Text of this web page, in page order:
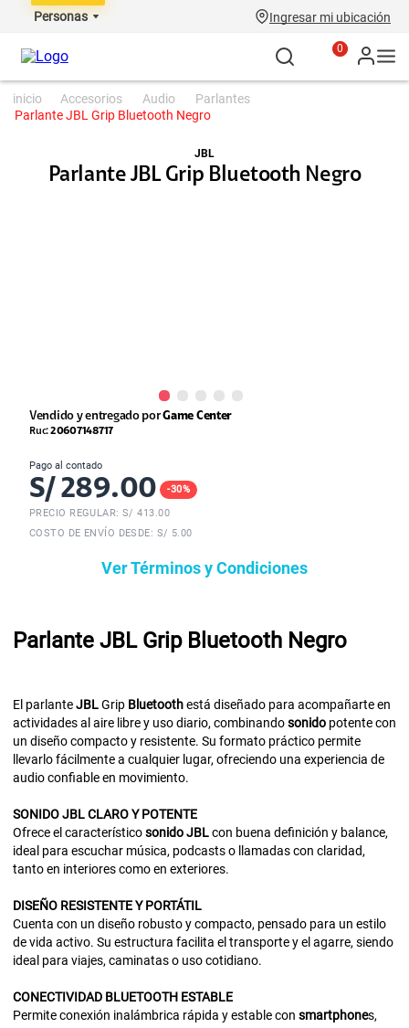
Personas Ingresar mi ubicación
0
accesorios audio
parlantes
Parlante JBL Grip Bluetooth Negro
JBL
Parlante JBL Grip Bluetooth Negro
Vendido y entregado porGame Center
Ruc:20607148717
Pago al contado
S/ 289.00 -30%
PRECIO REGULAR: S/413.00
COSTO DE ENVÍO DESDE: S/ 5.00
Ver Términos y Condiciones
Parlante JBL Grip Bluetooth Negro
El parlanteJBLGrip Bluetoothestá diseñado para acompañarte en
actividades al aire libre y uso diario, combinandosonido potente con
un diseño compacto y resistente. Su formato práctico permite
llevarlo fácilmente a cualquier lugar, ofreciendo una experiencia de
audio confiable en movimiento.
SONIDOJBLCLARO Y POTENTE
Ofrece el característicosonidoJBLcon buena definición y balance,
ideal para escuchar música, podcasts o llamadas con claridad,
tanto en interiores como en exteriores.
DISEÑO RESISTENTE Y PORTÁTIL
Cuenta con un diseño robusto y compacto, pensado para un estilo
de vida activo. Su estructura facilita el transporte y el agarre, siendo
ideal para viajes, caminatas o uso cotidiano.
CONECTIVIDAD BLUETOOTH ESTABLE
Permite conexión inalámbrica rápida y estable con smartphones,